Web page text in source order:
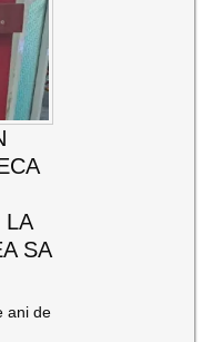
LA
SA
ani de